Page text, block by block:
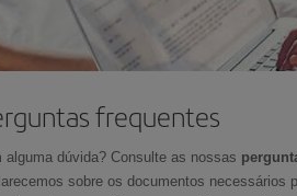
frequentes
alguma dúvida? Consulte as nossas
sobre os documentos necessários